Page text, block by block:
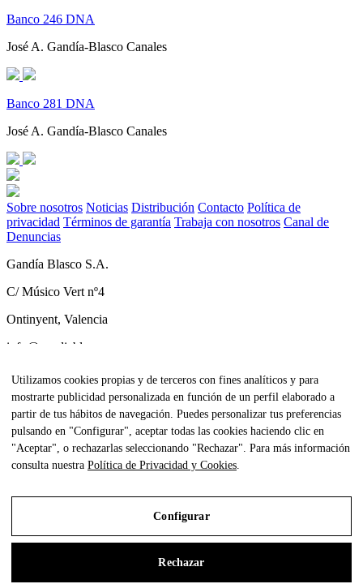
Banco 246 DNA
José A. Gandía-Blasco Canales
Banco 281 DNA
José A. Gandía-Blasco Canales
Sobre nosotros Noticias Distribución Contacto Política de
privacidad Términos de garantía Trabaja con nosotros Canal de
Denuncias
Gandía Blasco S.A.
C/ Músico Vert nº4
Ontinyent, Valencia
info@gandiablasco.com
Tel +34 962 911 320
CIF: ESA46011888
Subscríbete a nuestra newsletter
Para estar al tanto de todas nuestras noticias y recibir contenido
exclusivo haz clickaquí.
Utilizamos cookies propias y de terceros con fines analíticos y para
mostrarte publicidad personalizada en función de un perfil elaborado a
partir de tus hábitos de navegación. Puedes personalizar tus preferencias
pulsando en "Configurar", aceptar todas las cookies haciendo clic en
"Aceptar", o rechazarlas seleccionando "Rechazar". Para más información
consulta nuestra Política de Privacidad y Cookies.
Configurar
Rechazar
Aviso Legal